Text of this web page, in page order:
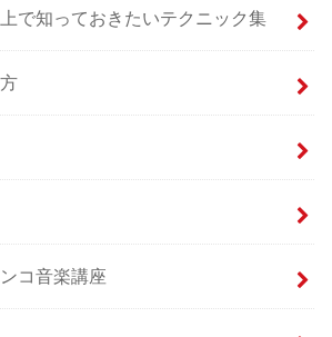
で知っておきたいテクニック集
コ音楽講座